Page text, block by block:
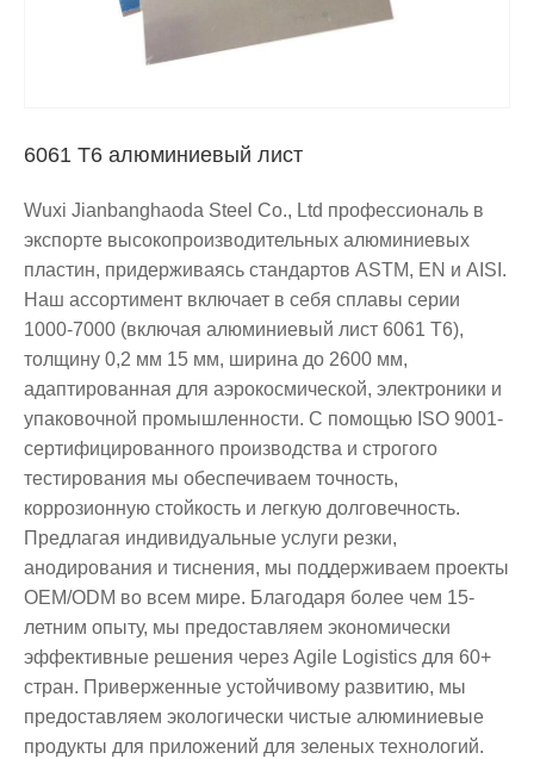
6061 T6 алюминиевый лист
Wuxi Jianbanghaoda Steel Co., Ltd профессиональ в
экспорте высокопроизводительных алюминиевых
пластин, придерживаясь стандартов ASTM, EN и AISI.
Наш ассортимент включает в себя сплавы серии
1000-7000 (включая алюминиевый лист 6061 T6),
толщину 0,2 мм 15 мм, ширина до 2600 мм,
адаптированная для аэрокосмической, электроники и
упаковочной промышленности. С помощью ISO 9001-
сертифицированного производства и строгого
тестирования мы обеспечиваем точность,
коррозионную стойкость и легкую долговечность.
Предлагая индивидуальные услуги резки,
анодирования и тиснения, мы поддерживаем проекты
OEM/ODM во всем мире. Благодаря более чем 15-
летним опыту, мы предоставляем экономически
эффективные решения через Agile Logistics для 60+
стран. Приверженные устойчивому развитию, мы
предоставляем экологически чистые алюминиевые
продукты для приложений для зеленых технологий.